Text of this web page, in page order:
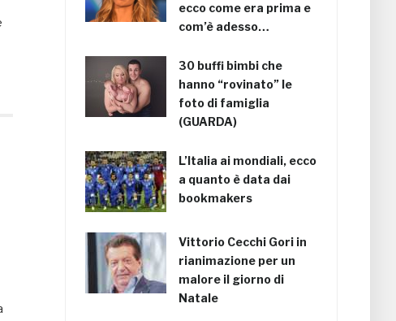
ecco come era prima e
com’è adesso…
30 buffi bimbi che
hanno “rovinato” le
foto di famiglia
(GUARDA)
L’Italia ai mondiali, ecco
a quanto è data dai
bookmakers
Vittorio Cecchi Gori in
rianimazione per un
malore il giorno di
Natale